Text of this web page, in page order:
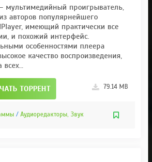
мультимедийный проигрыватель,
авторов популярнейшего
имеющий практически все
и похожий интерфейс.
особенностями плеера
качество воспроизведения,
ТОРРЕНТ 79.14 MB
/ Аудиоредакторы, Звук